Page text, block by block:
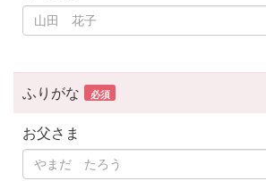
ふりがな 必須
お父さま